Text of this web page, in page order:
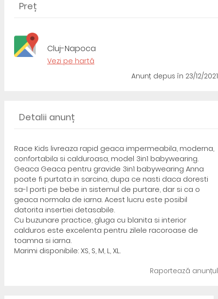
Preț
Cluj-Napoca
Vezi pe hartă
Anunț depus în 23/12/2021
Detalii anunț
Race Kids livreaza rapid geaca impermeabila, moderna,
confortabila si calduroasa, model 3in1 babywearing.
Geaca Geaca pentru gravide 3in1 babywearing Anna
poate fi purtata in sarcina, dupa ce nasti daca doresti
sa-l porti pe bebe in sistemul de purtare, dar si ca o
geaca normala de iarna. Acest lucru este posibil
datorita insertiei detasabile.
Cu buzunare practice, gluga cu blanita si interior
calduros este excelenta pentru zilele racoroase de
toamna si iarna.
Marimi disponibile: XS, S, M, L, XL.
Raportează anunțul